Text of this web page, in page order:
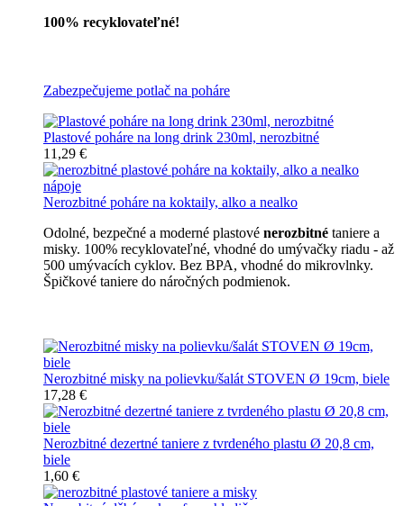
100% recyklovateľné!
Zabezpečujeme potlač na poháre
Plastové poháre na long drink 230ml, nerozbitné
11,29 €
Nerozbitné poháre na koktaily, alko a nealko
Odolné, bezpečné a moderné plastové nerozbitné taniere a
misky. 100% recyklovateľné, vhodné do umývačky riadu - až
500 umývacích cyklov. Bez BPA, vhodné do mikrovlnky.
Špičkové taniere do náročných podmienok.
Nerozbitné misky na polievku/šalát STOVEN Ø 19cm, biele
17,28 €
Nerozbitné dezertné taniere z tvrdeného plastu Ø 20,8 cm,
biele
1,60 €